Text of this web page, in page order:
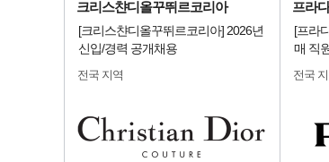
크리스챤디올꾸뛰르코리아
[크리스챤디올꾸뛰르코리아] 2026년
신입/경력 공개채용
전국 지역
프라
[프라
매 직
전국